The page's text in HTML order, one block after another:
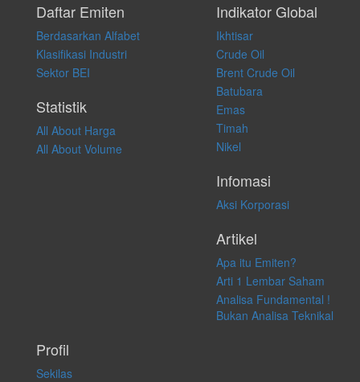
pribadi. Kami tidak memberi anjuran, saran, rekomendasi untuk
membeli, menjual atau melakukan aktivitas lain yang terkait dengan
transaksi perdagangan apapun, dan kami tidak bertanggung jawab
atas keputusan investasi yang dilakukan dalam kondisi dan situasi
apapun juga, yang diakibatkan secara langsung maupun tidak
langsung atas konten pada website ini.
Daftar Emiten
Berdasarkan Alfabet
Klasifikasi Industri
Sektor BEI
Statistik
All About Harga
All About Volume
Indikator Global
Ikhtisar
Crude Oil
Brent Crude Oil
Batubara
Emas
Timah
Nikel
Infomasi
Aksi Korporasi
Artikel
Apa itu Emiten?
Arti 1 Lembar Saham
Analisa Fundamental !
Bukan Analisa Teknikal
Profil
Sekilas